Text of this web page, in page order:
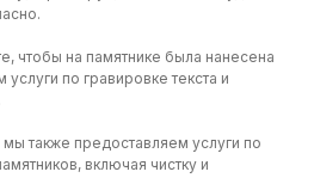
чтобы на памятнике была нанесена
по гравировке текста и
мы также предоставляем услуги по
включая чистку и